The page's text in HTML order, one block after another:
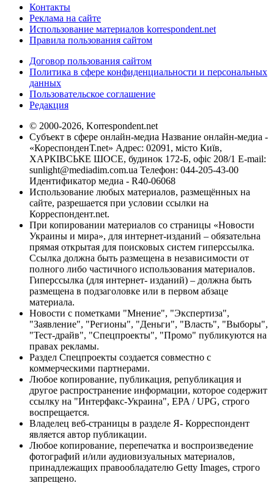
Контакты
Реклама на сайте
Использование материалов korrespondent.net
Правила пользования сайтом
Договор пользования сайтом
Политика в сфере конфиденциальности и персональных
данных
Пользовательское соглашение
Редакция
© 2000-2026, Korrespondent.net
Субъект в сфере онлайн-медиа Название онлайн-медиа -
«КореспонденТ.net» Адрес: 02091, місто Київ,
ХАРКІВСЬКЕ ШОСЕ, будинок 172-Б, офіс 208/1 E-mail:
sunlight@mediadim.com.ua Телефон: 044-205-43-00
Идентификатор медиа - R40-06068
Использование любых материалов, размещённых на
сайте, разрешается при условии ссылки на
Корреспондент.net.
При копировании материалов со страницы «Новости
Украины и мира», для интернет-изданий – обязательна
прямая открытая для поисковых систем гиперссылка.
Ссылка должна быть размещена в независимости от
полного либо частичного использования материалов.
Гиперссылка (для интернет- изданий) – должна быть
размещена в подзаголовке или в первом абзаце
материала.
Новости с пометками "Мнение", "Экспертиза",
"Заявление", "Регионы", "Деньги", "Власть", "Выборы",
"Тест-драйв", "Спецпроекты", "Промо" публикуются на
правах рекламы.
Раздел Спецпроекты создается совместно с
коммерческими партнерами.
Любое копирование, публикация, републикация и
другое распространение информации, которое содержит
ссылку на "Интерфакс-Украина", EPA / UPG, строго
воспрещается.
Владелец веб-страницы в разделе Я- Корреспондент
является автор публикации.
Любое копирование, перепечатка и воспроизведение
фотографий и/или аудиовизуальных материалов,
принадлежащих правообладателю Getty Images, строго
запрещено.